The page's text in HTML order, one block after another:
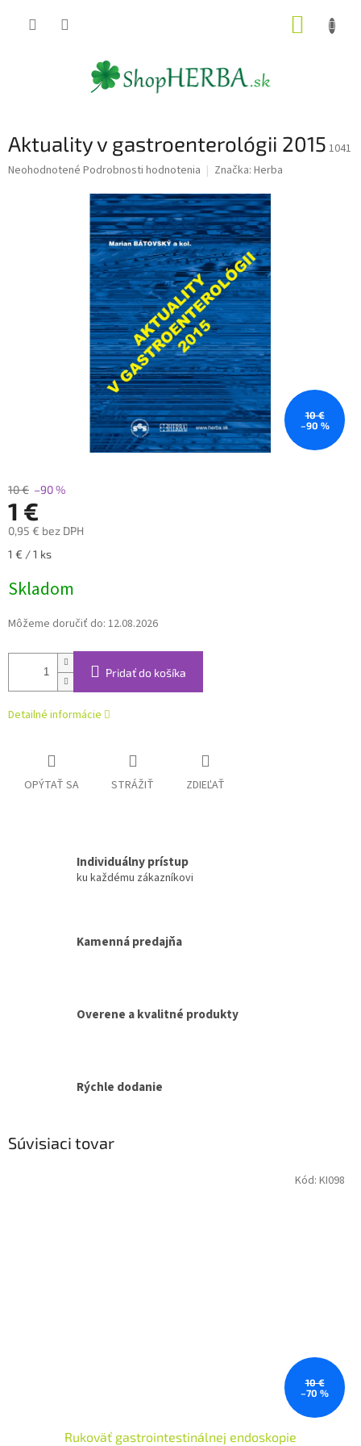
Aktuality v gastroenterológii 2015 1041
Priemerné
Neohodnotené Podrobnosti hodnotenia Značka: Herba
10 €
–90 %
10 € –90 %
1 €
0,95 € bez DPH
Jednotková
1 € / 1 ks
Skladom
Môžeme doručiť do: 12.08.2026
Pridať do košíka
Detailné informácie
OPÝTAŤ SA STRÁŽIŤ ZDIEĽAŤ
Individuálny prístup
ku každému zákazníkovi
Kamenná predajňa
Overene a kvalitné produkty
Rýchle dodanie
Súvisiaci tovar
10 €
–70 %
Rukoväť gastrointestinálnej endoskopie
Kód: KI098